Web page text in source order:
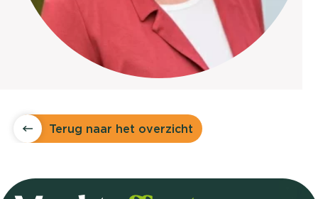
Terug naar het overzicht